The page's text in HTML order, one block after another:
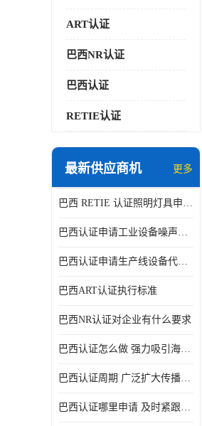
ART认证
巴西NR认证
巴西认证
RETIE认证
最新供应商机 更多
巴西 RETIE 认证照明灯具申请 RETIE 认证
巴西认证申请工业设备噪声控制认证规范
巴西认证申请生产线设备代理机构选择
巴西ART认证执行标准
巴西NR认证对企业有什么要求
巴西认证怎么做 强力吸引海外投资
巴西认证周期 广泛扩大传播范围
巴西认证哪里申请 及时紧跟法规变化